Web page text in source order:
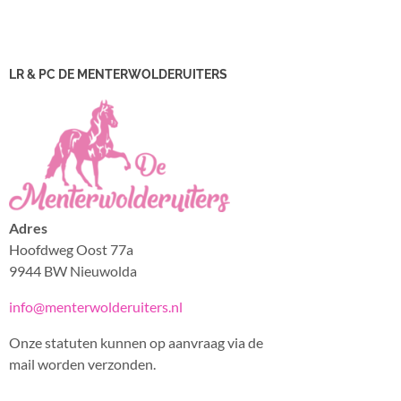
LR & PC DE MENTERWOLDERUITERS
Adres
Hoofdweg Oost 77a
9944 BW Nieuwolda
info@menterwolderuiters.nl
Onze statuten kunnen op aanvraag via de
mail worden verzonden.